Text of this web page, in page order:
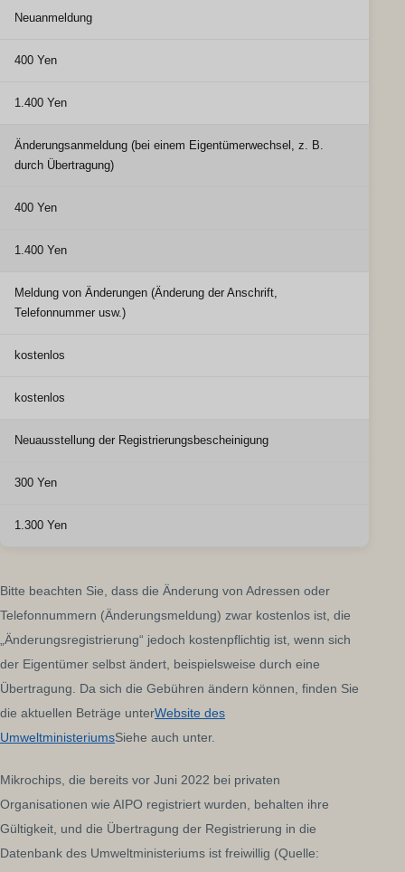
Neuanmeldung
400 Yen
1.400 Yen
Änderungsanmeldung (bei einem Eigentümerwechsel, z. B.
durch Übertragung)
400 Yen
1.400 Yen
Meldung von Änderungen (Änderung der Anschrift,
Telefonnummer usw.)
kostenlos
kostenlos
Neuausstellung der Registrierungsbescheinigung
300 Yen
1.300 Yen
Bitte beachten Sie, dass die Änderung von Adressen oder
Telefonnummern (Änderungsmeldung) zwar kostenlos ist, die
„Änderungsregistrierung“ jedoch kostenpflichtig ist, wenn sich
der Eigentümer selbst ändert, beispielsweise durch eine
Übertragung. Da sich die Gebühren ändern können, finden Sie
die aktuellen Beträge unterWebsite des
UmweltministeriumsSiehe auch unter.
Mikrochips, die bereits vor Juni 2022 bei privaten
Organisationen wie AIPO registriert wurden, behalten ihre
Gültigkeit, und die Übertragung der Registrierung in die
Datenbank des Umweltministeriums ist freiwillig (Quelle: